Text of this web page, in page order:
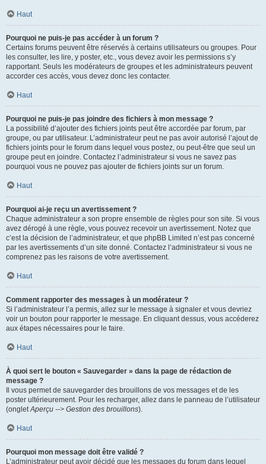
Haut
Pourquoi ne puis-je pas accéder à un forum ?
Certains forums peuvent être réservés à certains utilisateurs ou groupes. Pour
les consulter, les lire, y poster, etc., vous devez avoir les permissions s’y
rapportant. Seuls les modérateurs de groupes et les administrateurs peuvent
accorder ces accès, vous devez donc les contacter.
Haut
Pourquoi ne puis-je pas joindre des fichiers à mon message ?
La possibilité d’ajouter des fichiers joints peut être accordée par forum, par
groupe, ou par utilisateur. L’administrateur peut ne pas avoir autorisé l’ajout de
fichiers joints pour le forum dans lequel vous postez, ou peut-être que seul un
groupe peut en joindre. Contactez l’administrateur si vous ne savez pas
pourquoi vous ne pouvez pas ajouter de fichiers joints sur un forum.
Haut
Pourquoi ai-je reçu un avertissement ?
Chaque administrateur a son propre ensemble de règles pour son site. Si vous
avez dérogé à une règle, vous pouvez recevoir un avertissement. Notez que
c’est la décision de l’administrateur, et que phpBB Limited n’est pas concerné
par les avertissements d’un site donné. Contactez l’administrateur si vous ne
comprenez pas les raisons de votre avertissement.
Haut
Comment rapporter des messages à un modérateur ?
Si l’administrateur l’a permis, allez sur le message à signaler et vous devriez
voir un bouton pour rapporter le message. En cliquant dessus, vous accéderez
aux étapes nécessaires pour le faire.
Haut
À quoi sert le bouton « Sauvegarder » dans la page de rédaction de
message ?
Il vous permet de sauvegarder des brouillons de vos messages et de les
poster ultérieurement. Pour les recharger, allez dans le panneau de l’utilisateur
(ongletAperçu --> Gestion des brouillons).
Haut
Pourquoi mon message doit être validé ?
L’administrateur peut avoir décidé que les messages du forum dans lequel